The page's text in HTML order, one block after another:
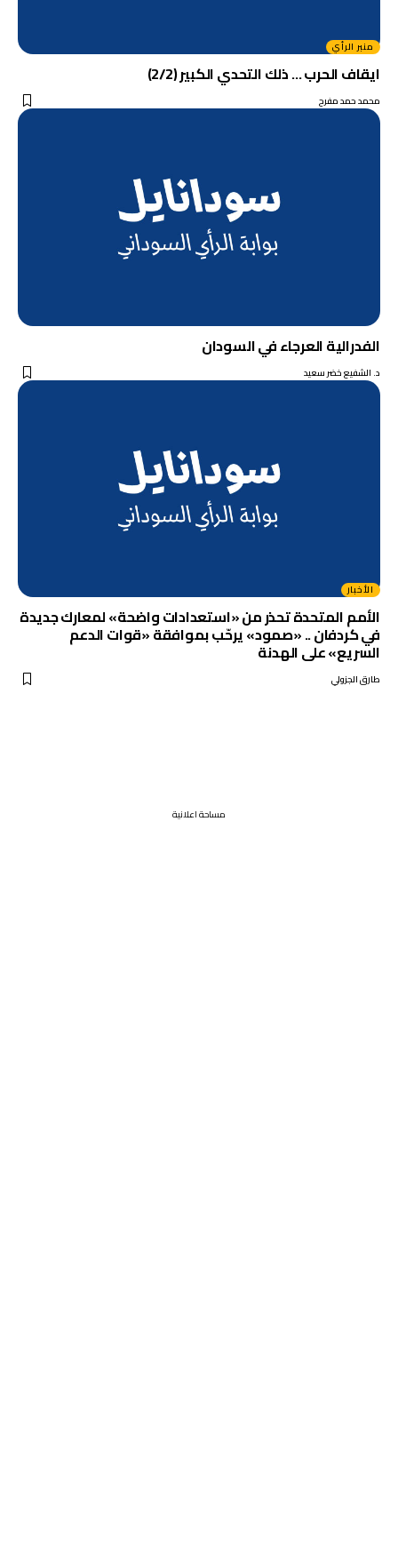
منبر الرأي
ايقاف الحرب … ذلك التحدي الكبير (2/2)
محمد حمد مفرح
الفدرالية العرجاء في السودان
د. الشفيع خضر سعيد
الأخبار
الأمم المتحدة تحذر من «استعدادات واضحة» لمعارك جديدة
في كردفان .. «صمود» يرحّب بموافقة «قوات الدعم
السريع» على الهدنة
طارق الجزولي
مساحة اعلانية